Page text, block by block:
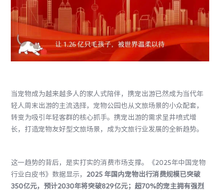
当宠物成为越来越多人的家人式陪伴，携宠出游已然成为当代年
轻人周末出游的主流选择，宠物公园也从文旅场景的小众配套，
转变为吸引年轻客群的核心抓手。携宠出游的需求呈井喷式增
长，打造宠物友好型文旅场景，成为文旅行业发展的全新趋势。
这一趋势的背后，是实打实的消费市场支撑。《2025年中国宠物
行业白皮书》数据显示， 2025 年国内宠物出行消费规模已突破
350亿元，预计2030年将突破829亿元；超70%的宠主拥有强烈